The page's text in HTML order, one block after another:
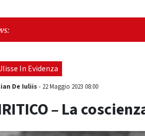
"Cava
In Evidenza
De Iuliis - 22 Maggio 2023 08:00
– La